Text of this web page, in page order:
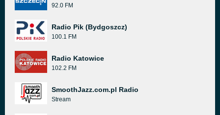
92.0 FM
Radio Pik (Bydgoszcz)
100.1 FM
Radio Katowice
102.2 FM
SmoothJazz.com.pl Radio
Stream